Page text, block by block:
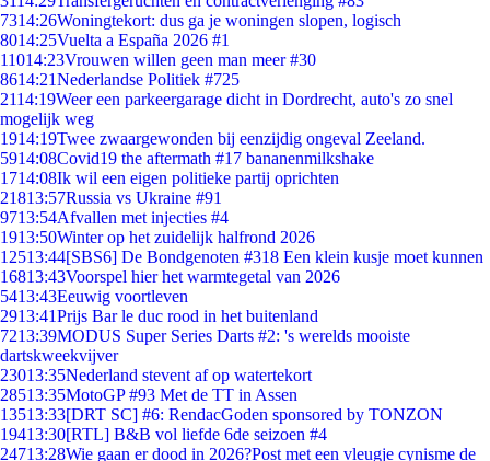
7314:26Woningtekort: dus ga je woningen slopen, logisch
8014:25Vuelta a España 2026 #1
11014:23Vrouwen willen geen man meer #30
8614:21Nederlandse Politiek #725
2114:19Weer een parkeergarage dicht in Dordrecht, auto's zo snel
mogelijk weg
1914:19Twee zwaargewonden bij eenzijdig ongeval Zeeland.
5914:08Covid19 the aftermath #17 bananenmilkshake
1714:08Ik wil een eigen politieke partij oprichten
21813:57Russia vs Ukraine #91
9713:54Afvallen met injecties #4
1913:50Winter op het zuidelijk halfrond 2026
12513:44[SBS6] De Bondgenoten #318 Een klein kusje moet kunnen
16813:43Voorspel hier het warmtegetal van 2026
5413:43Eeuwig voortleven
2913:41Prijs Bar le duc rood in het buitenland
7213:39MODUS Super Series Darts #2: 's werelds mooiste
dartskweekvijver
23013:35Nederland stevent af op watertekort
28513:35MotoGP #93 Met de TT in Assen
13513:33[DRT SC] #6: RendacGoden sponsored by TONZON
19413:30[RTL] B&B vol liefde 6de seizoen #4
24713:28Wie gaan er dood in 2026?Post met een vleugje cynisme de